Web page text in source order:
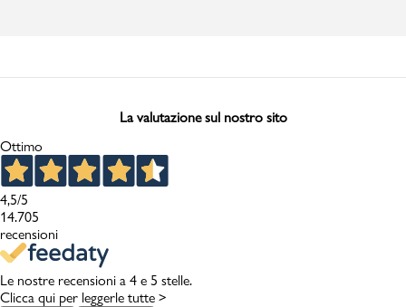
La valutazione sul nostro sito
Ottimo
4,5/5
14.705
recensioni
Le nostre recensioni a 4 e 5 stelle.
Clicca qui per leggerle tutte >